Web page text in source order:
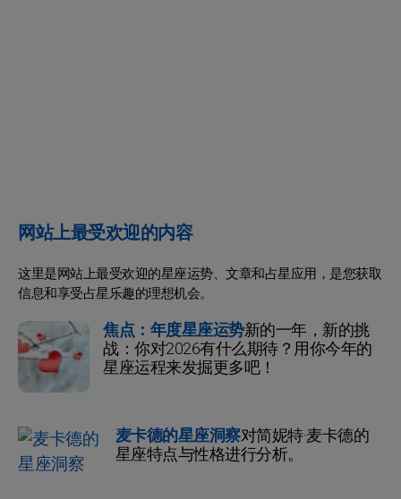
网站上最受欢迎的内容
这里是网站上最受欢迎的星座运势、文章和占星应用，是您获取
信息和享受占星乐趣的理想机会。
焦点：年度星座运势新的一年，新的挑
战：你对2026有什么期待？用你今年的
星座运程来发掘更多吧！
麦卡德的星座洞察对简妮特·麦卡德的
星座特点与性格进行分析。